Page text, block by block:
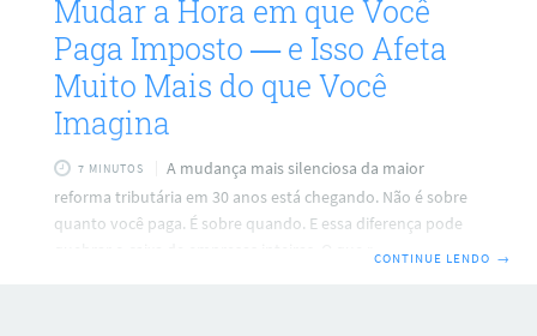
Mudar a Hora em que Você
Paga Imposto — e Isso Afeta
Muito Mais do que Você
Imagina
7 MINUTOS
A mudança mais silenciosa da maior
reforma tributária em 30 anos está chegando. Não é sobre
quanto você paga. É sobre quando. E essa diferença pode
quebrar o caixa de empresas inteiras. O que mudou — e por
CONTINUE LENDO →